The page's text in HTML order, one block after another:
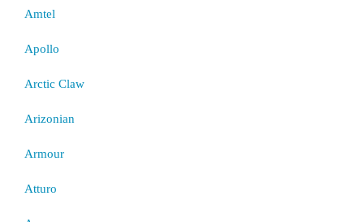
Amtel
Apollo
Arctic Claw
Arizonian
Armour
Atturo